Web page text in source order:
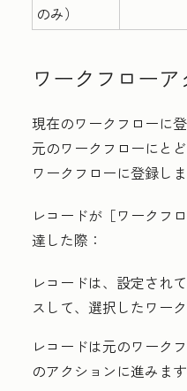
のみ）
ワークフロー
現在のワークフローに
元のワークフローにと
ワークフローに登録しま
レコードが［ワークフ
達した際：
レコードは、設定され
スして、選択したワー
レコードは元のワーク
のアクションに進みます